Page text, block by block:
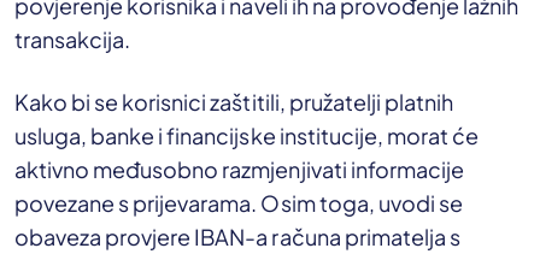
transakcija.
Kako bi se korisnici zaštitili, pružatelji platnih
usluga, banke i financijske institucije, morat će
aktivno međusobno razmjenjivati informacije
povezane s prijevarama. Osim toga, uvodi se
obaveza provjere IBAN-a računa primatelja s